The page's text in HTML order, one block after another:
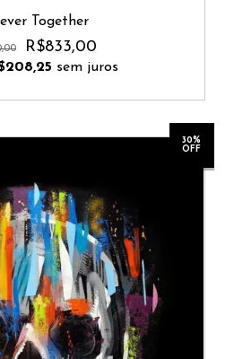
Together
R$833,00
sem juros
30%
OFF